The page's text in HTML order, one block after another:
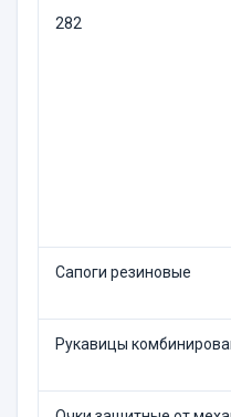
282
Сапоги резиновые
Рукавицы